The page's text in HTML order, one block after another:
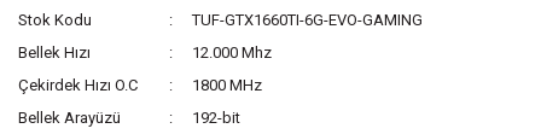
Stok Kodu
TUF-GTX1660TI-6G-EVO-GAMING
Bellek Hızı
12.000 Mhz
Çekirdek Hızı O.C
1800 MHz
Bellek Arayüzü
192-bit